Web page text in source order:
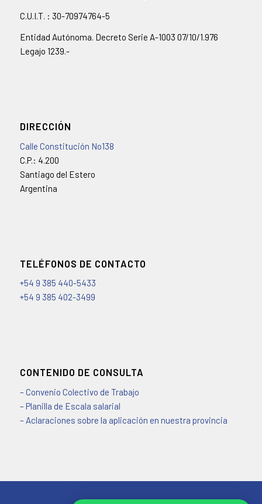
C.U.I.T. : 30-70974764-5
Entidad Autónoma. Decreto Serie A-1003 07/10/1.976
Legajo 1239.-
DIRECCIÓN
Calle Constitución No138
C.P.: 4.200
Santiago del Estero
Argentina
TELÉFONOS DE CONTACTO
+54 9 385 440-5433
+54 9 385 402-3499
CONTENIDO DE CONSULTA
– Convenio Colectivo de Trabajo
– Planilla de Escala salarial
– Aclaraciones sobre la aplicación en nuestra provincia